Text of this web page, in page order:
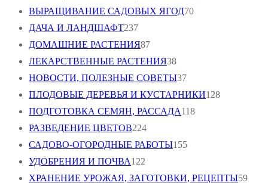
ВЫРАЩИВАНИЕ САДОВЫХ ЯГОД70
ДАЧА И ЛАНДШАФТ237
ДОМАШНИЕ РАСТЕНИЯ87
ЛЕКАРСТВЕННЫЕ РАСТЕНИЯ38
НОВОСТИ, ПОЛЕЗНЫЕ СОВЕТЫ37
ПЛОДОВЫЕ ДЕРЕВЬЯ И КУСТАРНИКИ128
ПОДГОТОВКА СЕМЯН, РАССАДА118
РАЗВЕДЕНИЕ ЦВЕТОВ224
САДОВО-ОГОРОДНЫЕ РАБОТЫ155
УДОБРЕНИЯ И ПОЧВА122
ХРАНЕНИЕ УРОЖАЯ, ЗАГОТОВКИ, РЕЦЕПТЫ59